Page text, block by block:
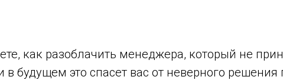
как разоблачить менеджера, который не
в будущем это спасет вас от неверного